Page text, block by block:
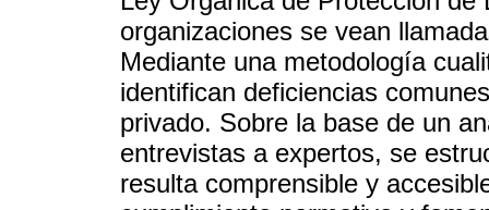
organizaciones se vean
Mediante una metodología
identifican deficiencias
privado. Sobre la base de un
entrevistas a expertos, se
resulta comprensible y